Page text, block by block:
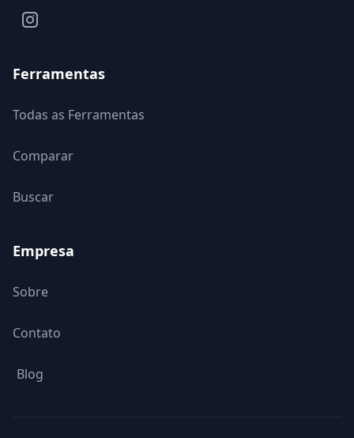
Ferramentas
Todas as Ferramentas
Comparar
Buscar
Empresa
Sobre
Contato
Blog